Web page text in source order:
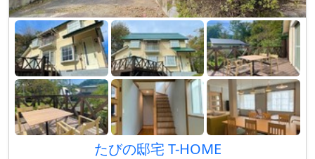
たびの邸宅 T-HOME